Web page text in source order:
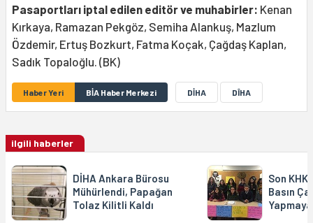
Pasaportları iptal edilen editör ve muhabirler: Kenan
Kırkaya, Ramazan Pekgöz, Semiha Alankuş, Mazlum
Özdemir, Ertuş Bozkurt, Fatma Koçak, Çağdaş Kaplan,
Sadık Topaloğlu. (BK)
Haber Yeri BİA Haber Merkezi DİHA DÎHA
ilgili haberler
DİHA Ankara Bürosu
Mühürlendi, Papağan
Tolaz Kilitli Kaldı
Son
Basın